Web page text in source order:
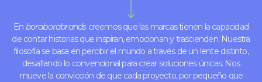
En boraborabrandscreemos que las marcas tienen la capacidad
de contar historias que inspiran, emocionan y trascienden. Nuestra
filosofía se basa en percibir el mundo a través de un lente distinto,
desafiando lo convencional para crear soluciones únicas. Nos
mueve la convicción de que cada proyecto, por pequeño que